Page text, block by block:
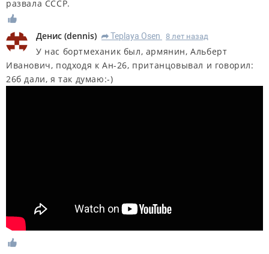
развала СССР.
Денис (dennis) R Teplaya Osen 8 лет назад
У нас бортмеханик был, армянин, Альберт
Иванович, подходя к Ан-26, пританцовывал и говорил:
26б дали, я так думаю:-)